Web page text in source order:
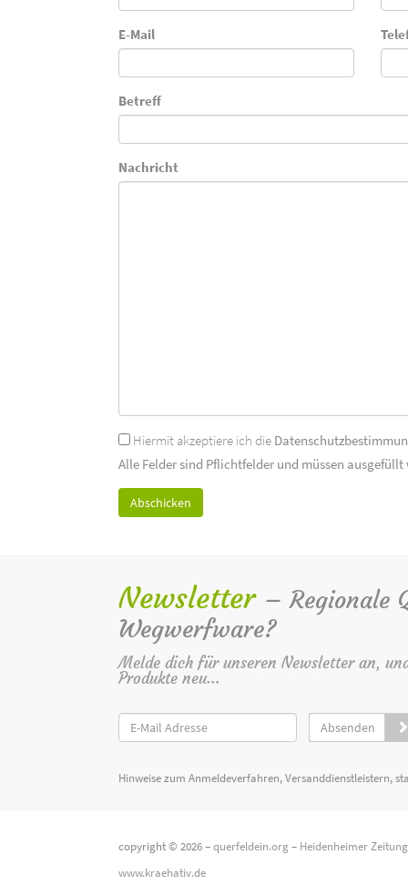
E-Mail
Betreff
Nachricht
Hiermit akzeptiere ich die
Alle Felder sind Pflichtfelder und müssen ausgefüllt
Newsletter – Regionale
Wegwerfware?
Melde dich für unseren Newsletter an,
Produkte neu...
Absenden
Hinweise zum Anmeldeverfahren, Versanddienstleistern,
copyright © 2026 –querfeldein.org– Heidenheimer
www.kraehativ.de